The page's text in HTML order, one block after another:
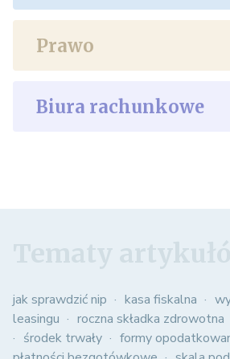
Prawo
Biura rachunkowe
jak sprawdzić nip kasa fiskalna
leasingu
roczna składka zdrowotna
środek trwały
formy